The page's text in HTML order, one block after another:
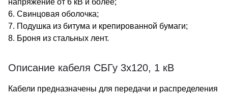
напряжение от 6 кВ и более;
6. Свинцовая оболочка;
7. Подушка из битума и крепированной бумаги;
8. Броня из стальных лент.
Описание кабеля СБГу 3х120, 1 кВ
Кабели предназначены для передачи и распределения